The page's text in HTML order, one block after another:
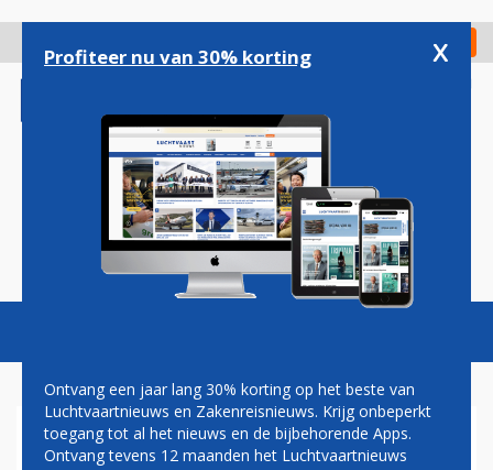
gaan
Check in
Magazine Podcasts Vacatures
KONINKLIJKE
Profiteer nu van 30% korting x
Ontvang een jaar lang 30% korting op het beste van
Luchtvaartnieuws en Zakenreisnieuws. Krijg onbeperkt
toegang tot al het nieuws en de bijbehorende Apps.
Ontvang tevens 12 maanden het Luchtvaartnieuws